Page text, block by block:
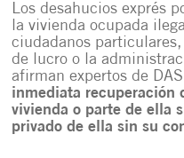
Los desahucios exprés
la vivienda ocupada
ciudadanos
de lucro o la
afirman expertos de
inmediata recuperación
vivienda o parte de ella
privado de ella sin su